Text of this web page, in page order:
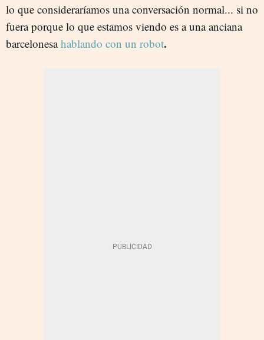
lo que consideraríamos una conversación normal... si no
fuera porque lo que estamos viendo es a una anciana
barcelonesahablando con un robot.